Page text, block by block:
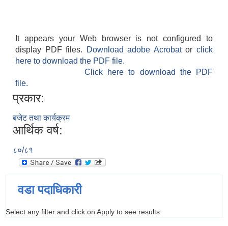
It appears your Web browser is not configured to
display PDF files.
Download adobe Acrobatorclick
here to download the PDF file.
Click here to download the PDF
file.
प्रकार:
बजेट तथा कार्यक्रम
आर्थिक वर्ष:
८०/८१
वडा पदाधिकारी
Select any filter and click on Apply to see results